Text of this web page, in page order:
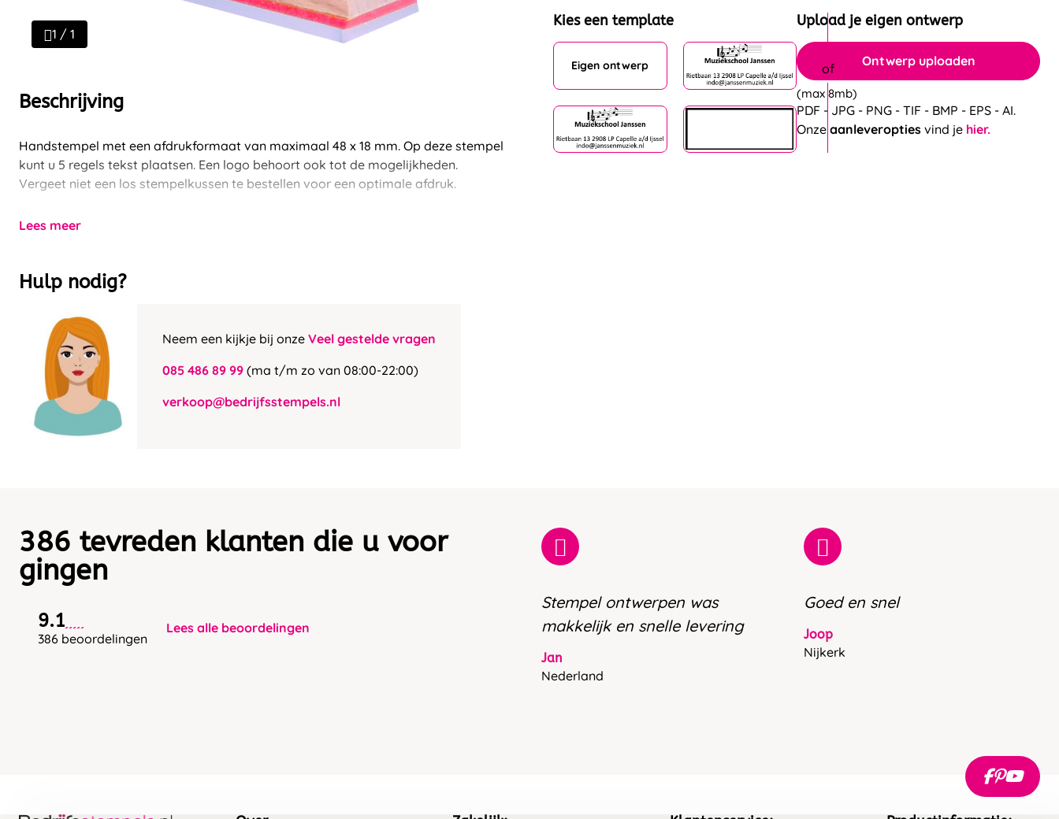
1 / 1
Beschrijving
Handstempel met een afdrukformaat van maximaal 48 x 18 mm. Op deze stempel
kunt u 5 regels tekst plaatsen. Een logo behoort ook tot de mogelijkheden.
Vergeet niet een los stempelkussen te bestellen voor een optimale afdruk.
Lees meer
Hulp nodig?
Neem een kijkje bij onze Veel gestelde vragen
085 486 89 99 (ma t/m zo van 08:00-22:00)
verkoop@bedrijfsstempels.nl
Kies een template
Eigen ontwerp
Upload je eigen ontwerp
Ontwerp uploaden
(max 8mb)
PDF - JPG - PNG - TIF - BMP - EPS - AI.
Onze aanleveropties vind je hier.
386 tevreden klanten die u voor
gingen
9.1
386 beoordelingen
Lees alle beoordelingen
Stempel ontwerpen was
makkelijk en snelle levering
Jan
Nederland
Goed en snel
Joop
Nijkerk